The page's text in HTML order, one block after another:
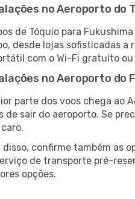
no Aeroporto do
de Tóquio para
desde lojas sofisticadas
com o Wi-Fi gratuito
no Aeroporto do
parte dos voos chega ao
de sair do aeroporto. Se
disso, confirme também as
de transporte pré-
opções.